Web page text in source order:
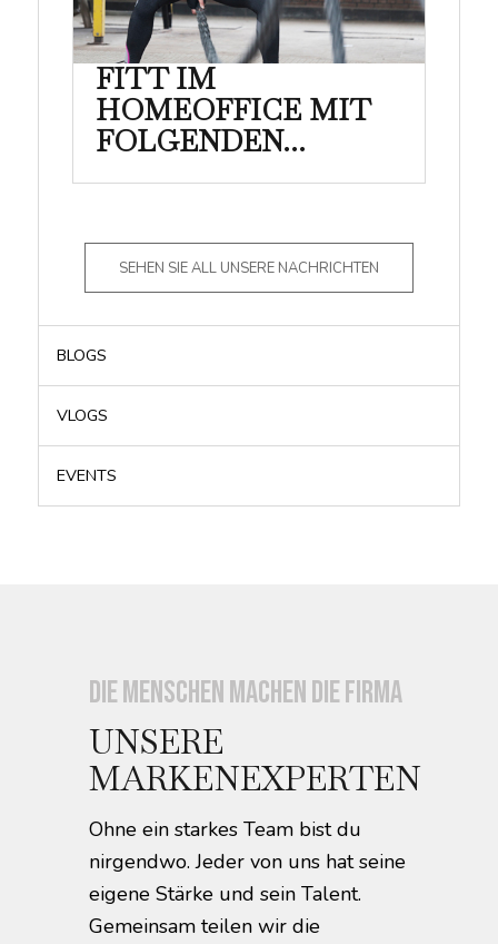
FITT IM
HOMEOFFICE MIT
FOLGENDEN...
SEHEN SIE ALL UNSERE NACHRICHTEN
BLOGS
VLOGS
EVENTS
Die Menschen machen die Firma
UNSERE
MARKENEXPERTEN
Ohne ein starkes Team bist du
nirgendwo. Jeder von uns hat seine
eigene Stärke und sein Talent.
Gemeinsam teilen wir die